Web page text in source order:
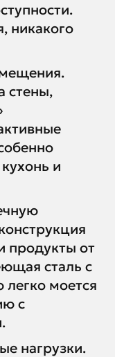
никакого
стены,
и
продукты от
сталь с
легко моется
с
нагрузки.